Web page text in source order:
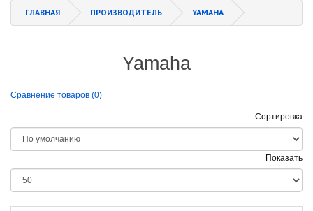
ГЛАВНАЯ ПРОИЗВОДИТЕЛЬ YAMAHA
Yamaha
Сравнение товаров (0)
Сортировка
Показать